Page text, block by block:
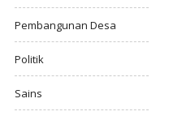
Pembangunan Desa
Politik
Sains